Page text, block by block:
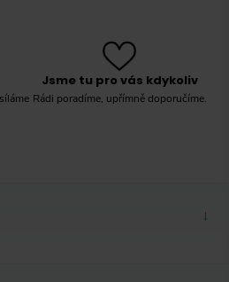
Jsme tu pro vás kdykoliv
Rádi poradíme, upřímně doporučíme.
→